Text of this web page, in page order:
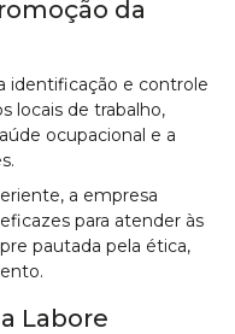
da
identificação e controle
locais de trabalho,
ocupacional e a
a empresa
para atender às
pautada pela ética,
Labore